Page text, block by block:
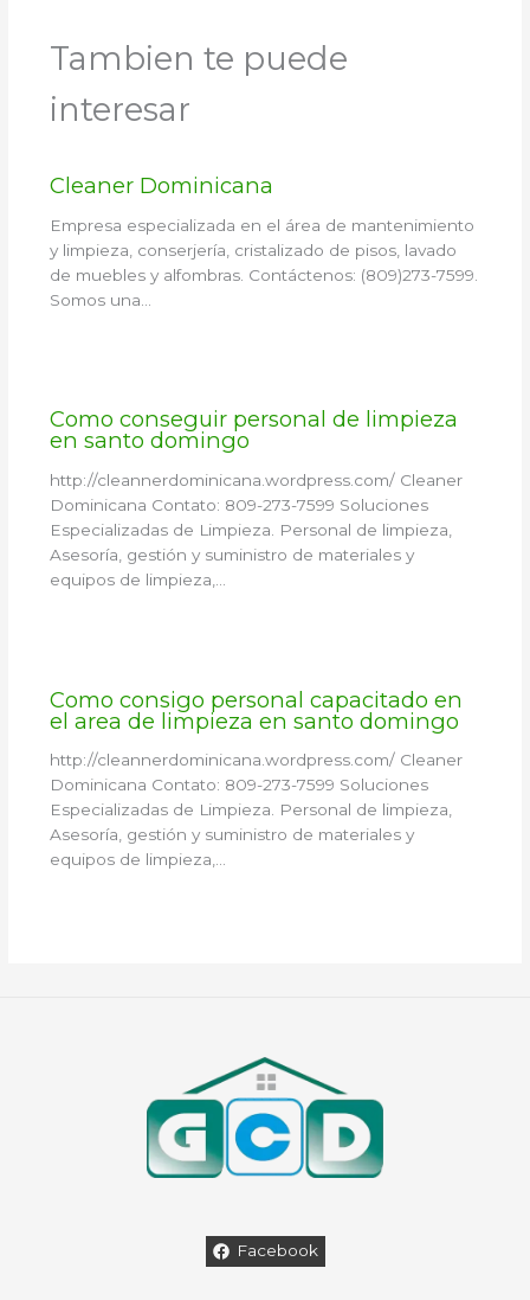
Tambien te puede
interesar
Cleaner Dominicana
Empresa especializada en el área de mantenimiento
y limpieza, conserjería, cristalizado de pisos, lavado
de muebles y alfombras. Contáctenos: (809)273-7599.
Somos una…
Como conseguir personal de limpieza
en santo domingo
http://cleannerdominicana.wordpress.com/ Cleaner
Dominicana Contato: 809-273-7599 Soluciones
Especializadas de Limpieza. Personal de limpieza,
Asesoría, gestión y suministro de materiales y
equipos de limpieza,…
Como consigo personal capacitado en
el area de limpieza en santo domingo
http://cleannerdominicana.wordpress.com/ Cleaner
Dominicana Contato: 809-273-7599 Soluciones
Especializadas de Limpieza. Personal de limpieza,
Asesoría, gestión y suministro de materiales y
equipos de limpieza,…
Facebook